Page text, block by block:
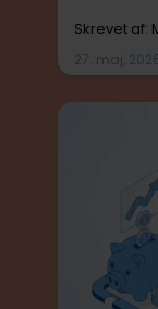
Skrevet af:
27. maj,